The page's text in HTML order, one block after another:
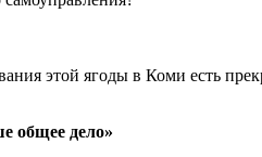
этой ягоды в Коми есть
общее дело»